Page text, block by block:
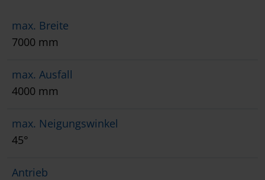
max. Breite
7000 mm
max. Ausfall
4000 mm
max. Neigungswinkel
45°
Antrieb